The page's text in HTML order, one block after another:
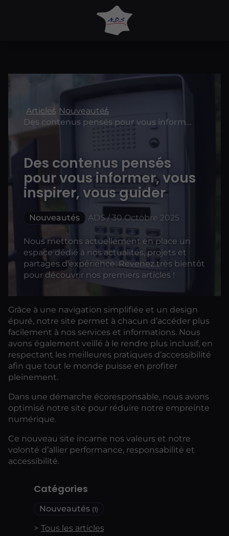
Catégories
Nouveautés (1)
Tous les articles
Articles Nouveautés
Des contenus pensés pour vous informer, vous inspirer, vous guider
Des contenus pensés
pour vous informer, vous
inspirer, vous guider
Nouveautés ADS / 30 Octobre 2025
Nous mettons actuellement en place un
espace dédié à nos actualités, projets et
partages d'expérience. Revenez très bientôt
pour découvrir nos premiers articles !
Grâce à une navigation simplifiée et un design
épuré, notre site permet à chacun d’accéder plus
facilement à nos services et informations. Nous
avons également veillé à le rendre plus inclusif, en
respectant les meilleures pratiques d’accessibilité
afin que tout le monde puisse en profiter
pleinement.
Dans une démarche écoresponsable, nous avons
optimisé notre site pour réduire notre empreinte
numérique.
Ce nouveau site incarne nos valeurs et notre
volonté d’allier performance, responsabilité et
accessibilité.